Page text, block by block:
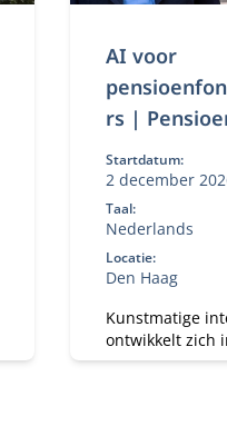
AI voor
rs |
Startdatum:
2 december
Taal:
Nederlands
Locatie:
Den Haag
Kunstmatige
ontwikkelt zich
De module AI